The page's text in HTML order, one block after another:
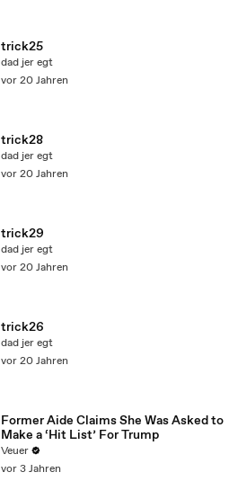
trick25
dad jer egt
vor 20 Jahren
trick28
dad jer egt
vor 20 Jahren
trick29
dad jer egt
vor 20 Jahren
trick26
dad jer egt
vor 20 Jahren
Former Aide Claims She Was Asked to
Make a ‘Hit List’ For Trump
Veuer
vor 3 Jahren